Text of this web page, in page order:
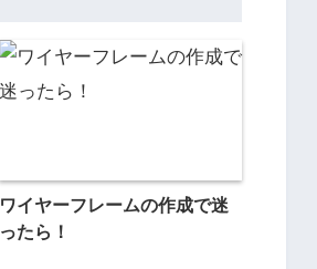
ワイヤーフレームの作成で迷
ったら！